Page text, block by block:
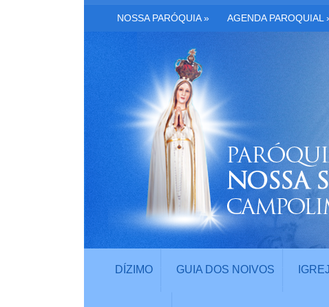
NOSSA PARÓQUIA» AGENDA PAROQUIAL
DÍZIMO GUIA DOS NOIVOS